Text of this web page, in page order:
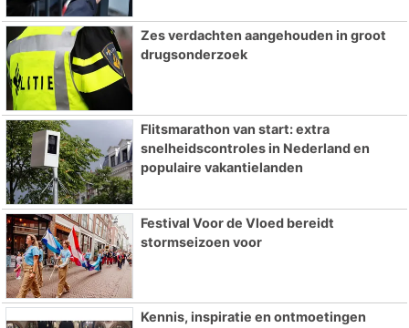
Zes verdachten aangehouden in groot
drugsonderzoek
Flitsmarathon van start: extra
snelheidscontroles in Nederland en
populaire vakantielanden
Festival Voor de Vloed bereidt
stormseizoen voor
Kennis, inspiratie en ontmoetingen